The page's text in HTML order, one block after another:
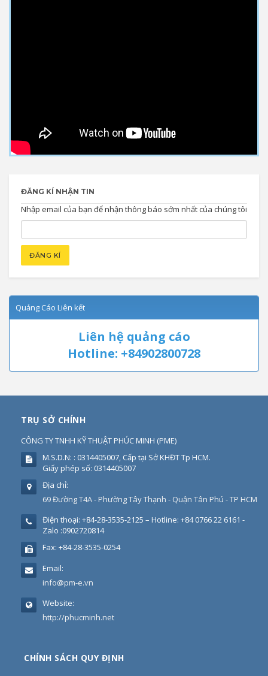
ĐĂNG KÍ NHẬN TIN
Nhập email của bạn để nhận thông báo sớm nhất của chúng tôi
Quảng Cáo Liên kết
Liên hệ quảng cáo
Hotline: +84902800728
TRỤ SỞ CHÍNH
CÔNG TY TNHH KỸ THUẬT PHÚC MINH (PME)
M.S.D.N: : 0314405007, Cấp tại Sở KHĐT Tp HCM.
Giấy phép số: 0314405007
Địa chỉ:
69 Đường T4A - Phường Tây Thạnh - Quận Tân Phú - TP HCM
Điện thoại: +84-28-3535-2125 – Hotline: +84 0766 22 6161 -
Zalo :0902720814
Fax: +84-28-3535-0254
Email:
info@pm-e.vn
Website:
http://phucminh.net
CHÍNH SÁCH QUY ĐỊNH